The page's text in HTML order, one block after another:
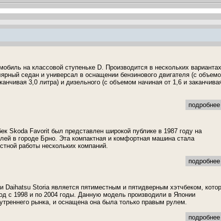
на классовой ступеньке D. Производится в нескольких вариантах
седан и универсал в оснащении бензинового двигателя (с
3,0 литра) и дизельного (с объемом начиная от 1,6 и
Skoda Favorit был представлен широкой публике в 1987 году на
в городе Брно. Эта компактная и комфортная машина стала
работы нескольких компаний.
Daihatsu Storia является пятиместным и пятидверным хэтчбеком,
с 1998 и по 2004 годы. Данную модель производили в Японии
рынка, и оснащена она была только правым рулем.